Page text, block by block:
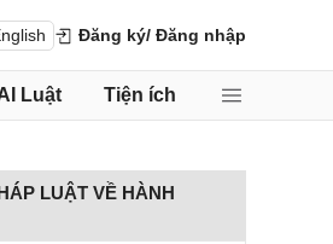
Đăng ký/ Đăng nhập
Luật Tiện ích
LUẬT VỀ HÀNH